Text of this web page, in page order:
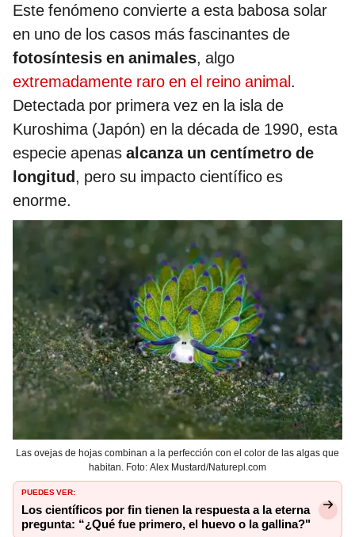
Este fenómeno convierte a esta babosa solar
en uno de los casos más fascinantes de
fotosíntesis en animales, algo
extremadamente raro en el reino animal.
Detectada por primera vez en la isla de
Kuroshima (Japón) en la década de 1990, esta
especie apenas alcanza un centímetro de
longitud, pero su impacto científico es
enorme.
Las ovejas de hojas combinan a la perfección con el color de las algas que
habitan. Foto: Alex Mustard/Naturepl.com
PUEDES VER:
Los científicos por fin tienen la respuesta a la eterna
pregunta: “¿Qué fue primero, el huevo o la gallina?"